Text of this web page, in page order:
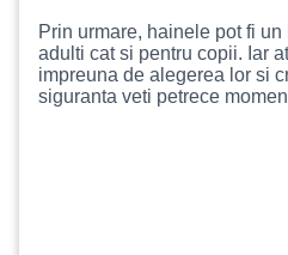
Prin urmare, hainele pot fi
adulti cat si pentru copii. Iar
impreuna de alegerea lor si
siguranta veti petrece